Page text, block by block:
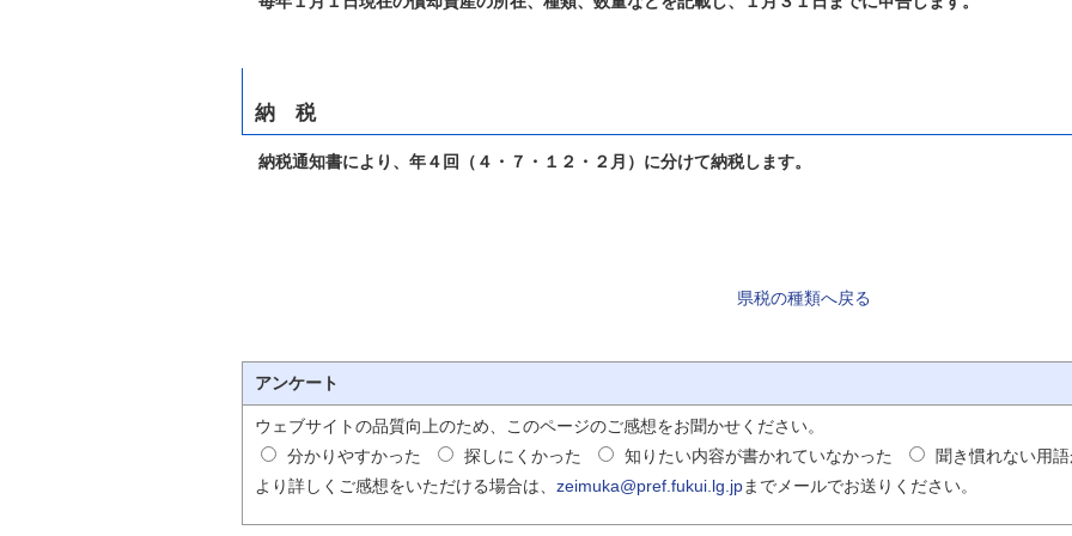
納 税
納税通知書により、年４回（４・７・１２・２月）に分けて納税します。
県税の種類へ戻る
アンケート
ウェブサイトの品質向上のため、このページのご感想をお聞かせください。
分かりやすかった
探しにくかった 知りたい内容が書かれていなかった
聞き慣れない用
より詳しくご感想をいただける場合は、 zeimuka@pref.fukui.lg.jpまでメールでお送りください。